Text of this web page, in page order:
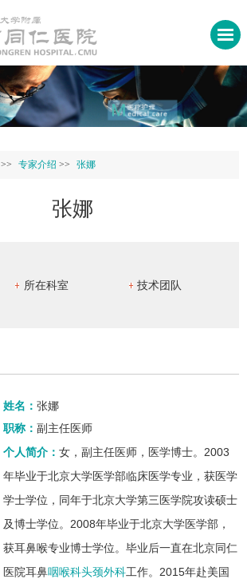
>> 专家介绍 >> 张娜
张娜
所在科室 技术团队
姓名： 张娜
职称： 副主任医师
个人简介： 女，副主任医师，医学博士。2003
年毕业于北京大学医学部临床医学专业，获医学
学士学位，同年于北京大学第三医学院攻读硕士
及博士学位。2008年毕业于北京大学医学部，
获耳鼻喉专业博士学位。毕业后一直在北京同仁
医院耳鼻咽喉科头颈外科工作。2015年赴美国